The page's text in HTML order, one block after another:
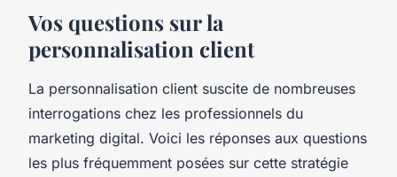
Vos questions sur la
personnalisation client
La personnalisation client suscite de nombreuses
interrogations chez les professionnels du
marketing digital. Voici les réponses aux questions
les plus fréquemment posées sur cette stratégie